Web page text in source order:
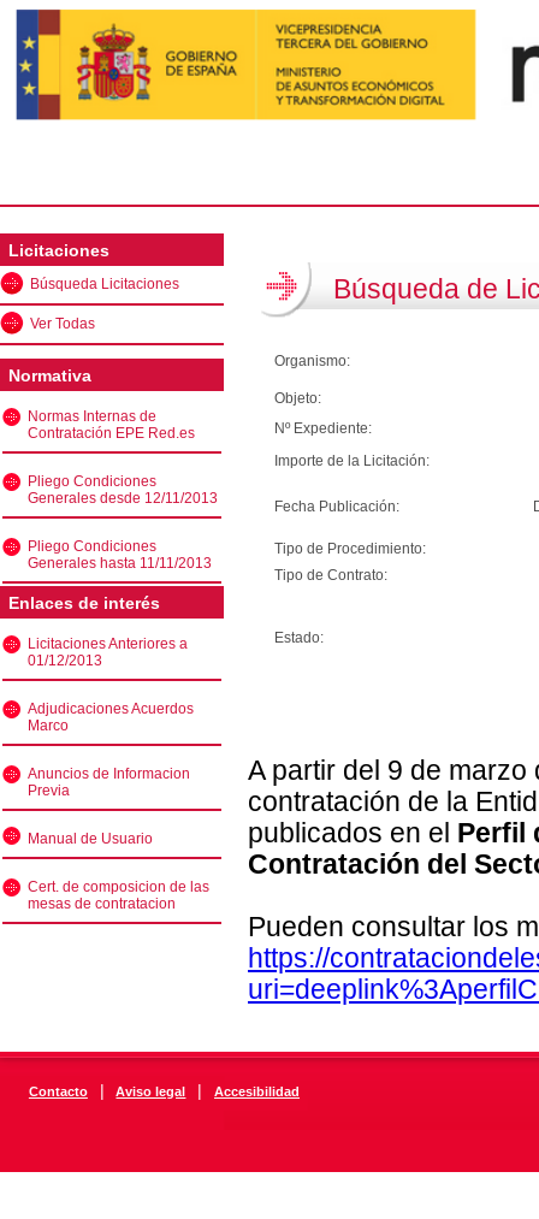
Licitaciones
Búsqueda Licitaciones
Ver Todas
Normativa
Normas Internas de
Contratación EPE Red.es
Pliego Condiciones
Generales desde 12/11/2013
Pliego Condiciones
Generales hasta 11/11/2013
Enlaces de interés
Licitaciones Anteriores a
01/12/2013
Adjudicaciones Acuerdos
Marco
Anuncios de Informacion
Previa
Manual de Usuario
Cert. de composicion de las
mesas de contratacion
Búsqueda de
Organismo:
Objeto:
Nº Expediente:
Importe de la Licitación:
Fecha Publicación:
Tipo de Procedimiento:
Tipo de Contrato:
Estado:
A partir del 9 de
contratación de la
publicados en el Perfil
Contratación del
Pueden consultar los
https://
Contacto | Aviso legal | Accesibilidad